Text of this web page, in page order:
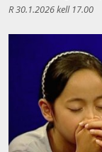
R 30.1.2026 kell 17.00